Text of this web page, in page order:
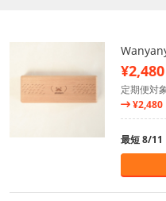
¥2,480
定期便対
¥2,480
最短 8/11